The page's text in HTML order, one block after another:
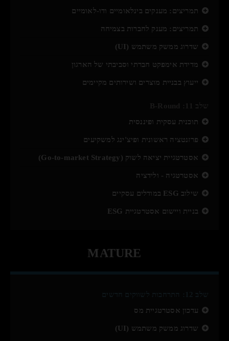
תמריצים: מענקים בינלאומיים ודו-לאומיים
תמריצים: מענק לחברות בצמיחה
שדרוג ממשק משתמש (UI)
מדידת אימפקט חברתי וסביבתי של הארגון
ייעוץ בבניית מוצרים ושירותים מקיימים
תוכנית עסקית ופיננסית
פרזנטציה ראשונית ופיצ'ינג למשקיעים
אסטרטגיית יציאה לשוק (Go-to-market Strategy)
אסטרטגיה - ולידציה
שילוב ESG במודלים עסקיים
בניית ויישום אסטרטגיית ESG
MATURE
עדכון אסטרטגיית מס
שדרוג ממשק משתמש (UI)